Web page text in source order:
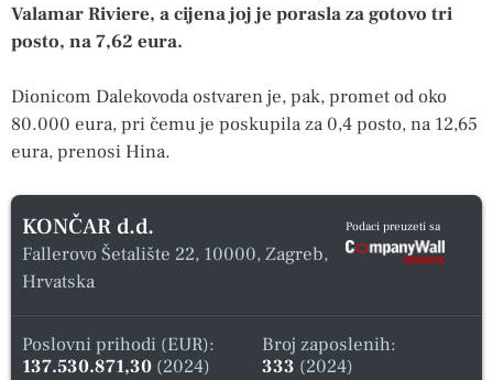
Valamar Riviere, a cijena joj je porasla za gotovo tri
posto, na 7,62 eura.
Dionicom Dalekovoda ostvaren je, pak, promet od oko
80.000 eura, pri čemu je poskupila za 0,4 posto, na 12,65
eura, prenosi Hina.
KONČAR d.d.
Fallerovo Šetalište 22, 10000, Zagreb,
Hrvatska
Podaci preuzeti sa
Poslovni prihodi (EUR):
137.530.871,30 (2024)
Broj zaposlenih:
333 (2024)